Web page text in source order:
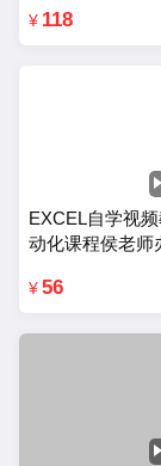
¥ 118
EXCEL自学视
动化课程侯老师
¥ 56